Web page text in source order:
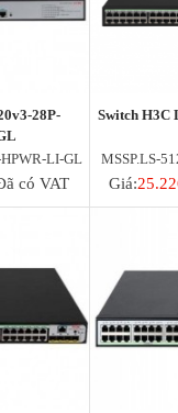
28P-
LI-GL
có VAT
Switch H3C
MSSP.LS-
Giá: